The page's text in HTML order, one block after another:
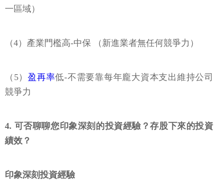
一區域）
（4）產業門檻高-中保 （新進業者無任何競爭力）
（5）盈再率低-不需要靠每年龐大資本支出維持公司
競爭力
4. 可否聊聊您印象深刻的投資經驗？存股下來的投資
績效？
印象深刻投資經驗